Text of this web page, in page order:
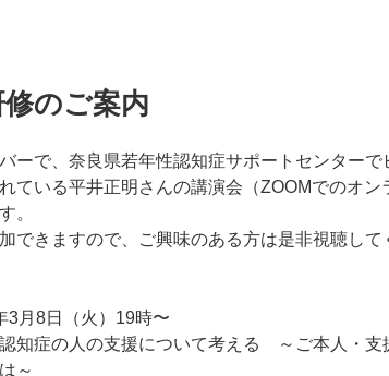
のご案内
ーで、奈良県若年性認知症サポートセンターで
ている平井正明さんの講演会（ZOOMでのオン
。
できますので、ご興味のある方は是非視聴して
3月8日（火）19時〜
知症の人の支援について考える ～ご本人・支
～